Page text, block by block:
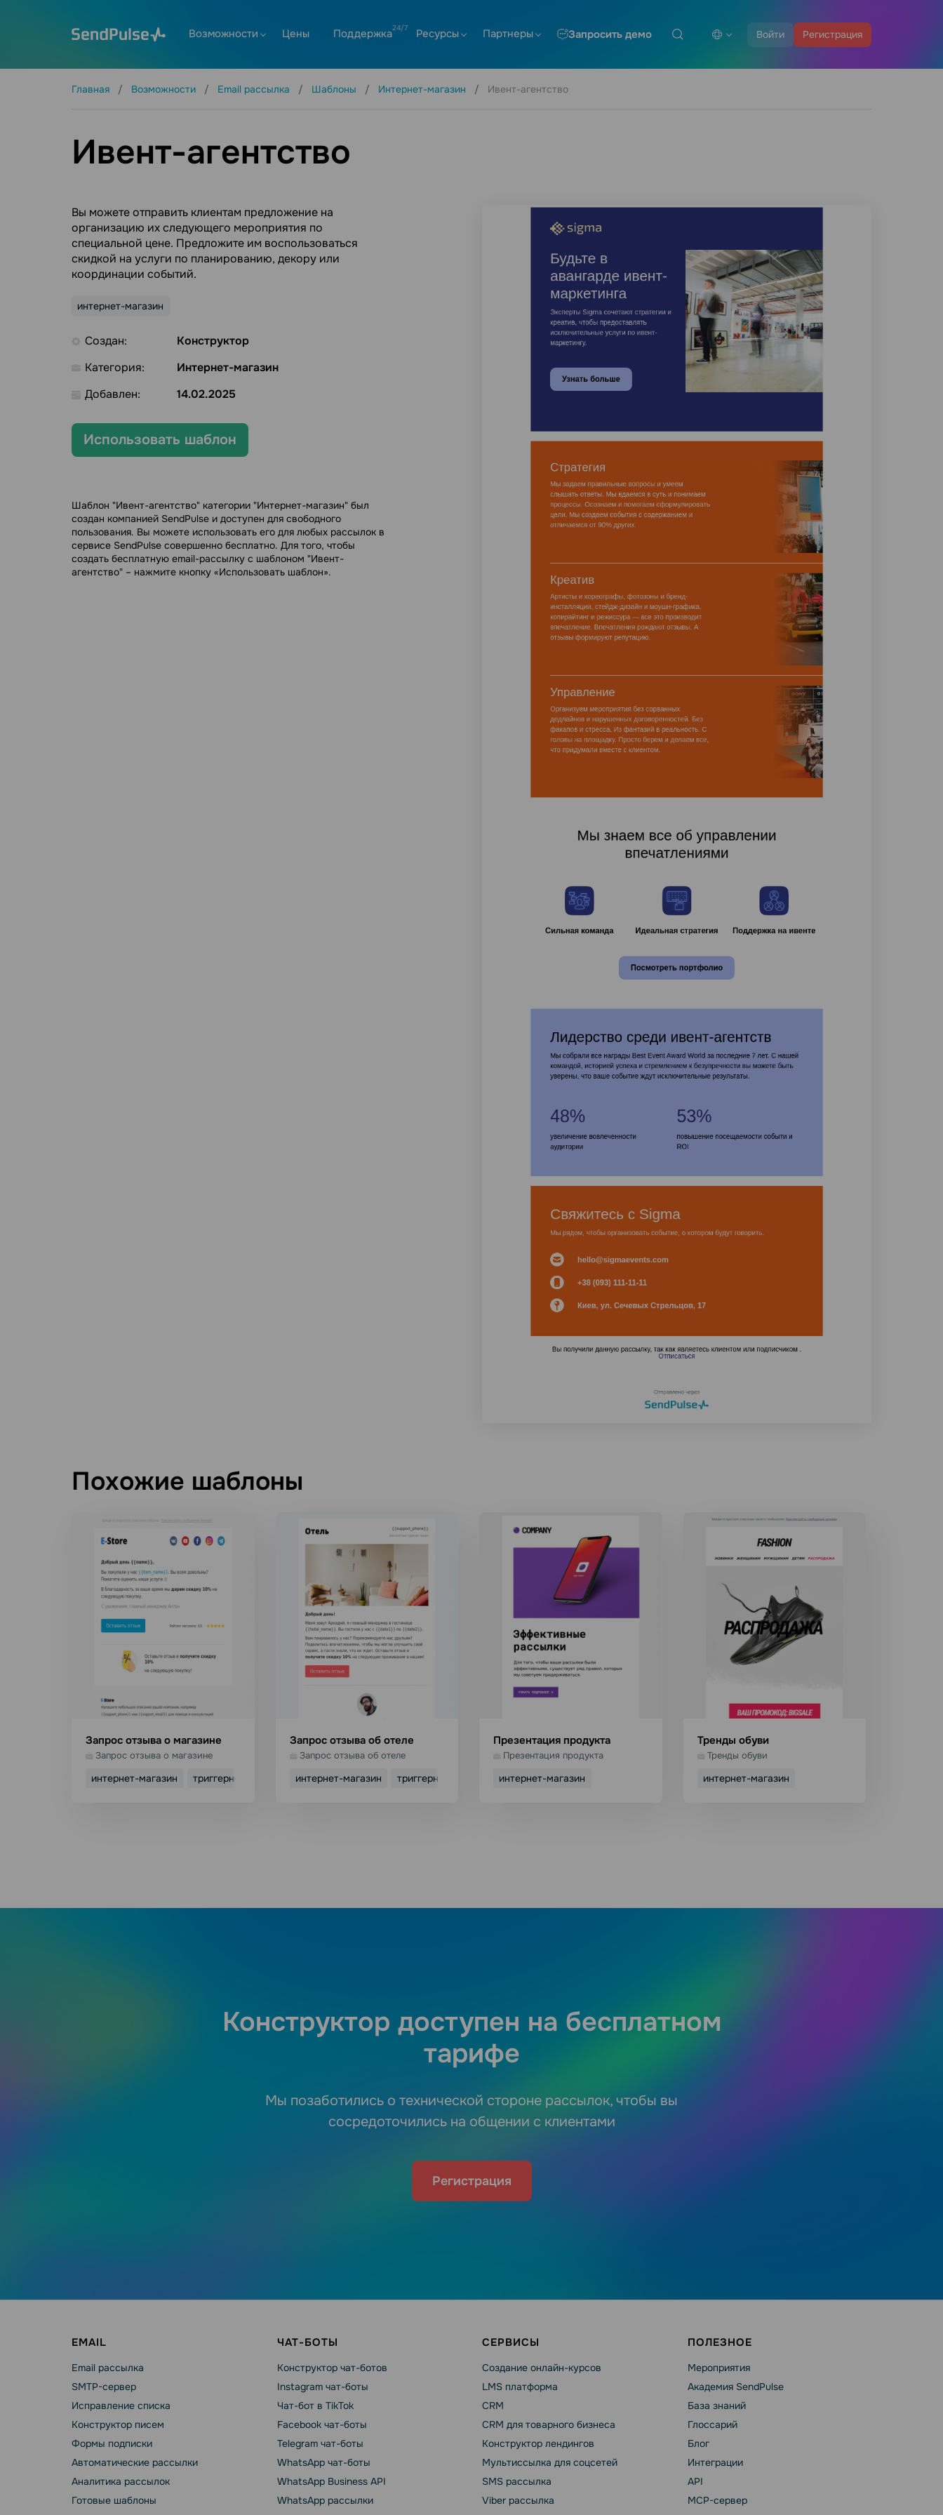
Войти Регистрация
Возможности Цены Поддержка Ресурсы Партнеры Запросить демо
Главная Возможности Email рассылка Шаблоны Интернет-магазин Ивент-агентство
Ивент-агентство
Вы можете отправить клиентам предложение на
организацию их следующего мероприятия по
специальной цене. Предложите им воспользоваться
скидкой на услуги по планированию, декору или
координации событий.
интернет-магазин
Создан:
Конструктор
Категория:
Интернет-магазин
Добавлен:
14.02.2025
Использовать шаблон
Шаблон "Ивент-агентство" категории "Интернет-магазин" был
создан компанией SendPulse и доступен для свободного
пользования. Вы можете использовать его для любых рассылок в
сервисе SendPulse совершенно бесплатно. Для того, чтобы
создать бесплатную email-рассылку с шаблоном "Ивент-
агентство" – нажмите кнопку «Использовать шаблон».
Похожие шаблоны
Запрос отзыва о магазине
Запрос отзыва о магазине
интернет-магазин триггерное письмо
Запрос отзыва об отеле
Запрос отзыва об отеле
интернет-магазин триггерное письмо
Презентация продукта
Презентация продукта
интернет-магазин
Тренды обуви
Тренды обуви
интернет-магазин
Конструктор доступен на бесплатном
тарифе
Мы позаботились о технической стороне рассылок, чтобы вы
сосредоточились на общении с клиентами
Регистрация
EMAIL
Email рассылка
SMTP-сервер
Исправление списка
Конструктор писем
Формы подписки
Автоматические рассылки
Аналитика рассылок
Готовые шаблоны
ЧАТ-БОТЫ
Конструктор чат-ботов
Instagram чат-боты
Чат-бот в TikTok
Facebook чат-боты
Telegram чат-боты
WhatsApp чат-боты
WhatsApp Business API
WhatsApp рассылки
СЕРВИСЫ
Создание онлайн-курсов
LMS платформа
CRM
CRM для товарного бизнеса
Конструктор лендингов
Мультиссылка для соцсетей
SMS рассылка
Viber рассылка
ПОЛЕЗНОЕ
Мероприятия
Академия SendPulse
База знаний
Глоссарий
Блог
Интеграции
API
MCP-сервер